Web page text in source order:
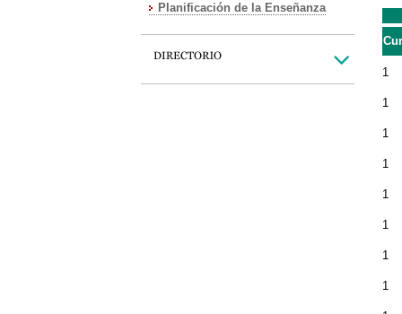
Planificación de la Enseñanza
1
1
1
1
1
1
1
1